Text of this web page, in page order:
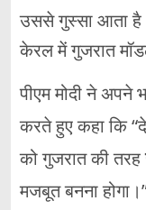
उससे गुस्सा आता
केरल में गुजरात
पीएम मोदी ने अपने
करते हुए कहा कि
को गुजरात की तरह
मजबूत बनना